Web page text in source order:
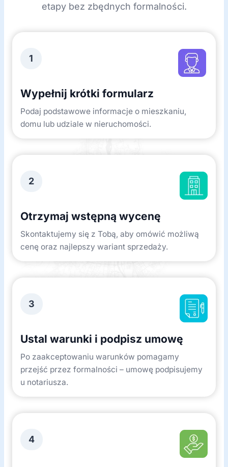
etapy bez zbędnych formalności.
1
Wypełnij krótki formularz
Podaj podstawowe informacje o mieszkaniu,
domu lub udziale w nieruchomości.
2
Otrzymaj wstępną wycenę
Skontaktujemy się z Tobą, aby omówić możliwą
cenę oraz najlepszy wariant sprzedaży.
3
Ustal warunki i podpisz umowę
Po zaakceptowaniu warunków pomagamy
przejść przez formalności – umowę podpisujemy
u notariusza.
4